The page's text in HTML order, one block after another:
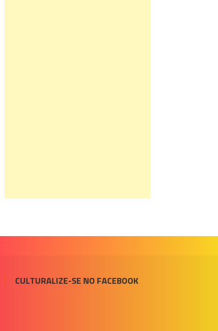
CULTURALIZE-SE NO FACEBOOK